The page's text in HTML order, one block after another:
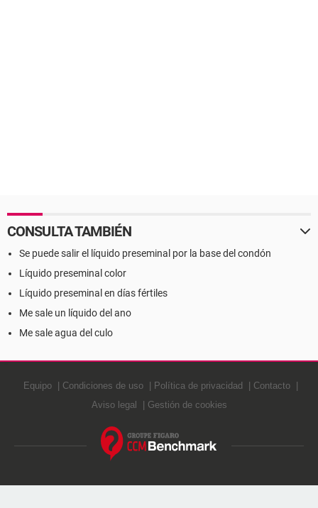
CONSULTA TAMBIÉN
Se puede salir el líquido preseminal por la base del condón
Líquido preseminal color
Líquido preseminal en días fértiles
Me sale un líquido del ano
Me sale agua del culo
Equipo Condiciones de uso Política de privacidad
Contacto
Aviso legal
Gestión de cookies